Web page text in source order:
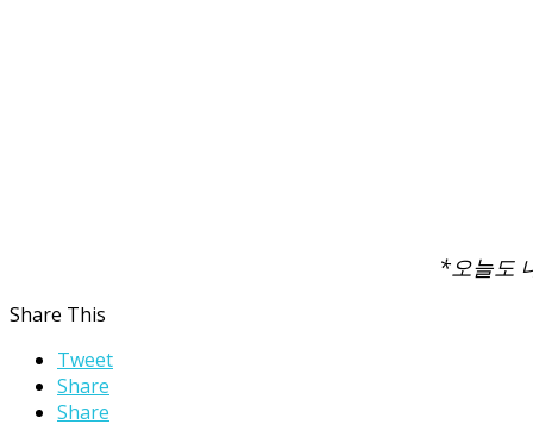
*오늘도
Share This
Tweet
Share
Share